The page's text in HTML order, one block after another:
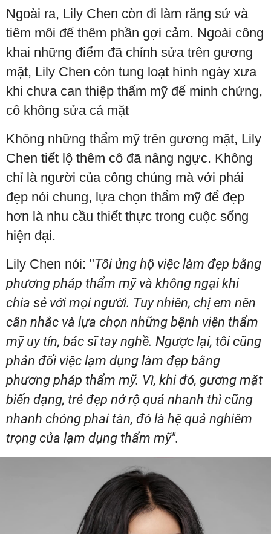
Ngoài ra, Lily Chen còn đi làm răng sứ và
tiêm môi để thêm phần gợi cảm. Ngoài công
khai những điểm đã chỉnh sửa trên gương
mặt, Lily Chen còn tung loạt hình ngày xưa
khi chưa can thiệp thẩm mỹ để minh chứng,
cô không sửa cả mặt
Không những thẩm mỹ trên gương mặt, Lily
Chen tiết lộ thêm cô đã nâng ngực. Không
chỉ là người của công chúng mà với phái
đẹp nói chung, lựa chọn thẩm mỹ để đẹp
hơn là nhu cầu thiết thực trong cuộc sống
hiện đại.
Lily Chen nói: "Tôi ủng hộ việc làm đẹp bằng
phương pháp thẩm mỹ và không ngại khi
chia sẻ với mọi người. Tuy nhiên, chị em nên
cân nhắc và lựa chọn những bệnh viện thẩm
mỹ uy tín, bác sĩ tay nghề. Ngược lại, tôi cũng
phản đối việc lạm dụng làm đẹp bằng
phương pháp thẩm mỹ. Vì, khi đó, gương mặt
biến dạng, trẻ đẹp nở rộ quá nhanh thì cũng
nhanh chóng phai tàn, đó là hệ quả nghiêm
trọng của lạm dụng thẩm mỹ".